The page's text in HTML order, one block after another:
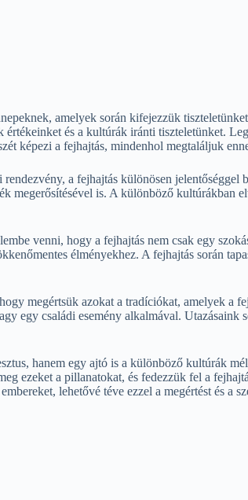
amelyek során kifejezzük
és a kultúrák iránti tiszteletünket.
képezi a fejhajtás, mindenhol megtaláljuk
a fejhajtás különösen
megerősítésével is. A különböző kultúrákban
venni, hogy a fejhajtás nem csak egy
élményekhez. A fejhajtás során
megértsük azokat a tradíciókat, amelyek a
egy családi esemény alkalmával.
hanem egy ajtó is a különböző kultúrák
ezeket a pillanatokat, és fedezzük fel a
lehetővé téve ezzel a megértést és a